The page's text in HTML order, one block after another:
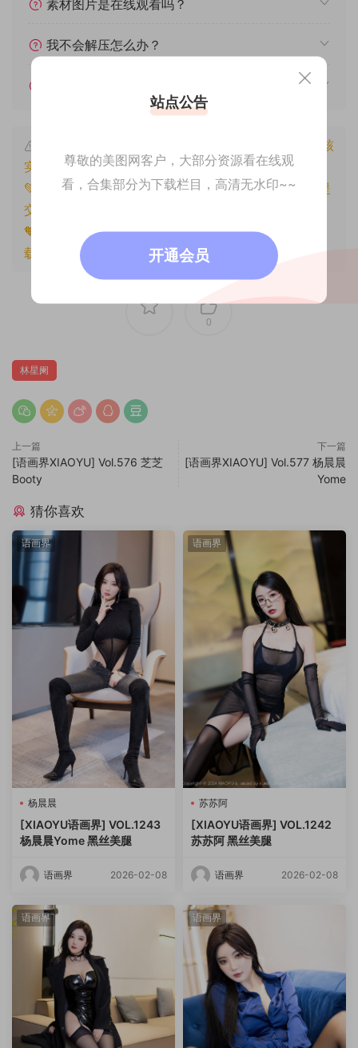
素材图片是在线观看吗？
我不会解压怎么办？
本文资源仅供个人参考学习，请勿批量搬运，一经核
实将封禁账号权限！
💚本文资源均来源网友分享，若侵犯了您的权益可以提
交工单处理。
🧡原文链接：https://www.znjfg.com/1878.html
载请注明出处。
0
林星阑
上一篇
[语画界XIAOYU] Vol.576 芝芝
Booty
下一篇
[语画界XIAOYU] Vol.577 杨晨晨
Yome
猜你喜欢
语画界
杨晨晨
[XIAOYU语画界] VOL.1243
杨晨晨Yome 黑丝美腿
语画界 2026-02-08
语画界
苏苏阿
[XIAOYU语画界] VOL.1242
苏苏阿 黑丝美腿
语画界 2026-02-08
语画界 语画界
站点公告
尊敬的美图网客户，大部分资源看在线观
看，合集部分为下载栏目，高清无水印~~
开通会员